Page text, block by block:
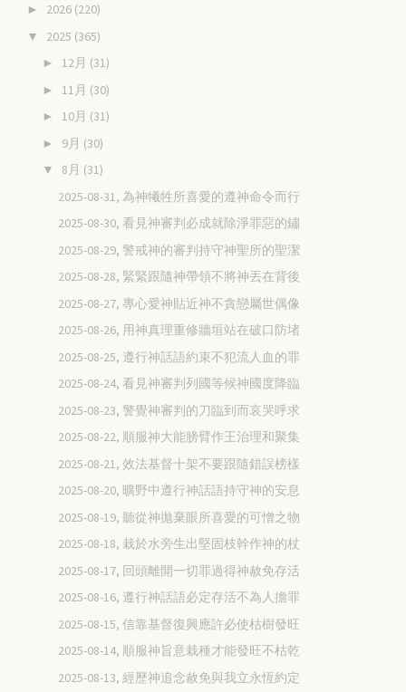
► 2026 (220)
▼ 2025 (365)
► 12月 (31)
► 11月 (30)
► 10月 (31)
► 9月 (30)
▼ 8月 (31)
2025-08-31, 為神犧牲所喜愛的遵神命令而行
2025-08-30, 看見神審判必成就除淨罪惡的鏽
2025-08-29, 警戒神的審判持守神聖所的聖潔
2025-08-28, 緊緊跟隨神帶領不將神丟在背後
2025-08-27, 專心愛神貼近神不貪戀屬世偶像
2025-08-26, 用神真理重修牆垣站在破口防堵
2025-08-25, 遵行神話語約束不犯流人血的罪
2025-08-24, 看見神審判列國等候神國度降臨
2025-08-23, 警覺神審判的刀臨到而哀哭呼求
2025-08-22, 順服神大能膀臂作王治理和聚集
2025-08-21, 效法基督十架不要跟隨錯誤榜樣
2025-08-20, 曠野中遵行神話語持守神的安息
2025-08-19, 聽從神拋棄眼所喜愛的可憎之物
2025-08-18, 栽於水旁生出堅固枝幹作神的杖
2025-08-17, 回頭離開一切罪過得神赦免存活
2025-08-16, 遵行神話語必定存活不為人擔罪
2025-08-15, 信靠基督復興應許必使枯樹發旺
2025-08-14, 順服神旨意栽種才能發旺不枯乾
2025-08-13, 經歷神追念赦免與我立永恆約定